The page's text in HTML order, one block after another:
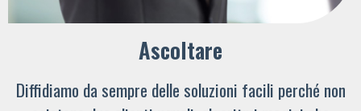
Ascoltare
Diffidiamo da sempre delle soluzioni facili perché non